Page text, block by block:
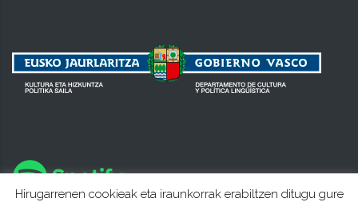
Hirugarrenen cookieak eta iraunkorrak erabiltzen ditugu gure